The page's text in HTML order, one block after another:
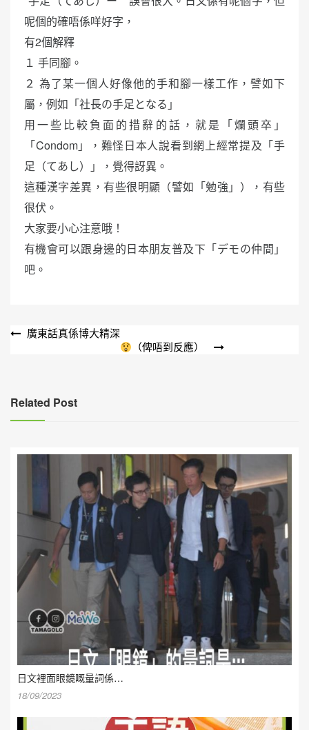
呢個的確唔係咩好字，
有2個解釋
１ 手同腳。
２ 為了某一個人好像他的手和腳一樣工作，譬如下
屬，例如「社長の手足となる」
用一些比較負面的措辭的話，就是「爛頭卒」
「Condom」，難怪日本人說看到網上經常提及「手
足（てあし）」，覺得訝異。
這種漢字差異，有些很明顯（譬如「勉強」），有些
很伏。
大家要小心注意哦！
有機會可以跟身邊的日本朋友普及下「デモの仲間」
吧。
文
覽
廣東話真係博大精深
（俾唔到反應）
Related Post
日文裡面眼鏡嘅量詞係…
18/09/2023